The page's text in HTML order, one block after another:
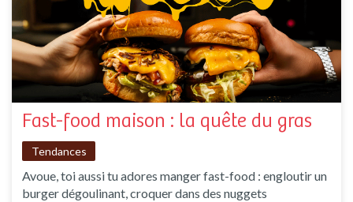
Fast-food maison : la quête du gras
Tendances
Avoue, toi aussi tu adores manger fast-food : engloutir un
burger dégoulinant, croquer dans des nuggets